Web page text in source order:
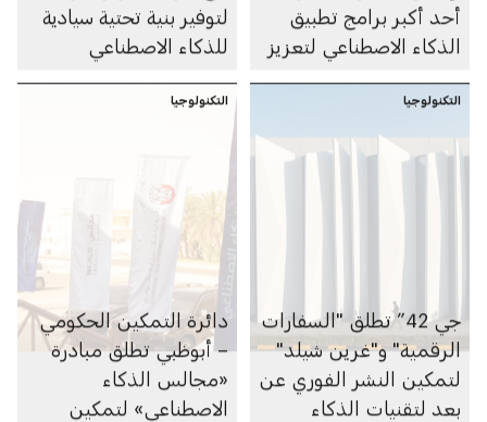
أحد أكبر برامج تطبيق
الذكاء الاصطناعي لتعزيز
لتوفير بنية تحتية سيادية
للذكاء الاصطناعي
التكنولوجيا
جي 42” تطلق "السفارات
الرقمية" و"غرين شيلد"
لتمكين النشر الفوري عن
بعد لتقنيات الذكاء
التكنولوجيا
دائرة التمكين الحكومي
– أبوظبي تطلق مبادرة
«مجالس الذكاء
الاصطناعي» لتمكين